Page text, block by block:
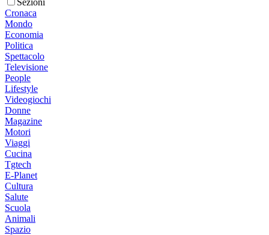
Sezioni
Cronaca
Mondo
Economia
Politica
Spettacolo
Televisione
People
Lifestyle
Videogiochi
Donne
Magazine
Motori
Viaggi
Cucina
Tgtech
E-Planet
Cultura
Salute
Scuola
Animali
Spazio